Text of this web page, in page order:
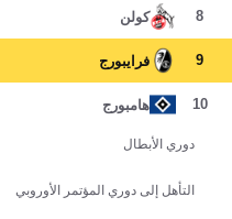
8 كولن
9 فرايبورج
10 هامبورج
دوري الأبطال
التأهل إلى دوري المؤتمر الأوروبي